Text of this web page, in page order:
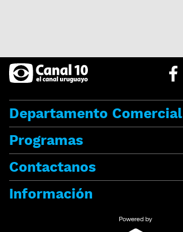
Departamento Comercial
Programas
Contactanos
Información